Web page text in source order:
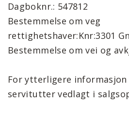
Dagboknr.: 547812
Bestemmelse om veg
rettighetshaver:Knr:3301
Bestemmelse om vei og
For ytterligere informasjon
servitutter vedlagt i